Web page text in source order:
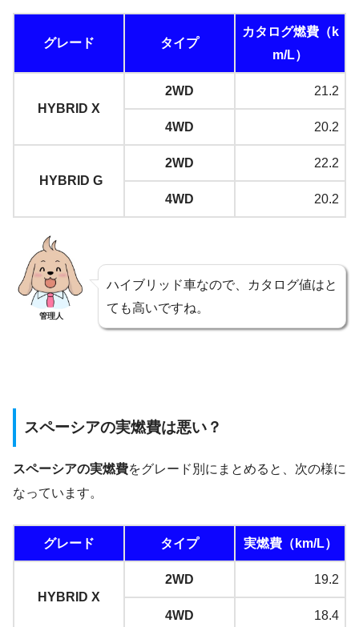
グレード タイプ
カタログ燃費（k
m/L）
HYBRID X
2WD 21.2
4WD 20.2
HYBRID G
2WD 22.2
4WD 20.2
管理人
ハイブリッド車なので、カタログ値はと
ても高いですね。
スペーシアの実燃費は悪い？
スペーシアの実燃費をグレード別にまとめると、次の様に
なっています。
グレード タイプ 実燃費（km/L）
HYBRID X
2WD 19.2
4WD 18.4